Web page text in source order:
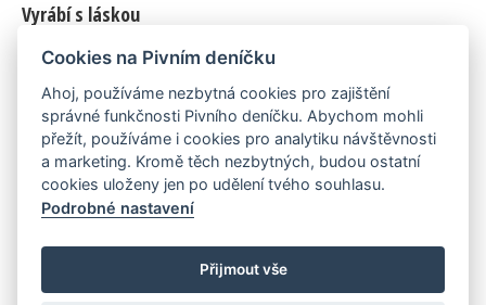
Vyrábí s láskou
© 2010–2026 byLukáš Zemanaka Emka
Máme rádi
Pivní.info
Poznámka pod čarou
Pivní deníček je nezávislý zdroj, který není spjat s žádným
konkrétním pivovarem ani restaurací. Názory uživatelů nemusí nutně
Cookies na Pivním deníčku
Ahoj, používáme nezbytná cookies pro zajištění
správné funkčnosti Pivního deníčku. Abychom mohli
přežít, používáme i cookies pro analytiku návštěvnosti
a marketing. Kromě těch nezbytných, budou ostatní
cookies uloženy jen po udělení tvého souhlasu.
Podrobné nastavení
Přijmout vše